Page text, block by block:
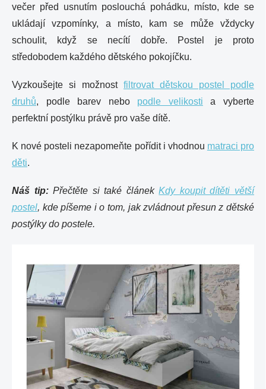
večer před usnutím poslouchá pohádku, místo, kde se
ukládají vzpomínky, a místo, kam se může vždycky
schoulit, když se necítí dobře. Postel je proto
středobodem každého dětského pokojíčku.
Vyzkoušejte si možnost filtrovat dětskou postel podle
druhů, podle barev nebo podle velikosti a vyberte
perfektní postýlku právě pro vaše dítě.
K nové posteli nezapomeňte pořídit i vhodnou matraci pro
děti.
Náš tip:Přečtěte si také článekKdy koupit dítěti větší
postel, kde píšeme i o tom, jak zvládnout přesun z dětské
postýlky do postele.